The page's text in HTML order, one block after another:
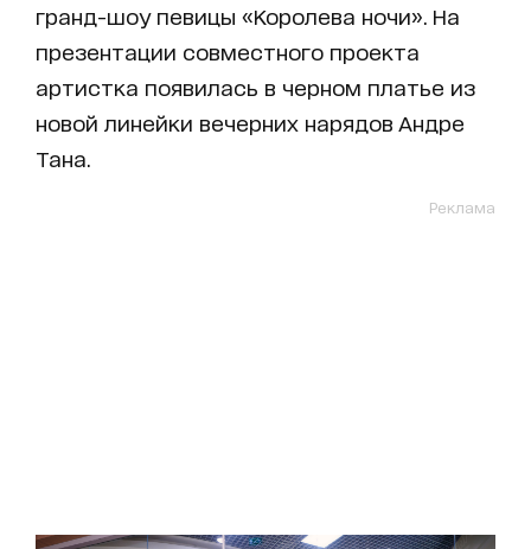
гранд-шоу певицы «Королева ночи». На
презентации совместного проекта
артистка появилась в черном платье из
новой линейки вечерних нарядов Андре
Тана.
Реклама